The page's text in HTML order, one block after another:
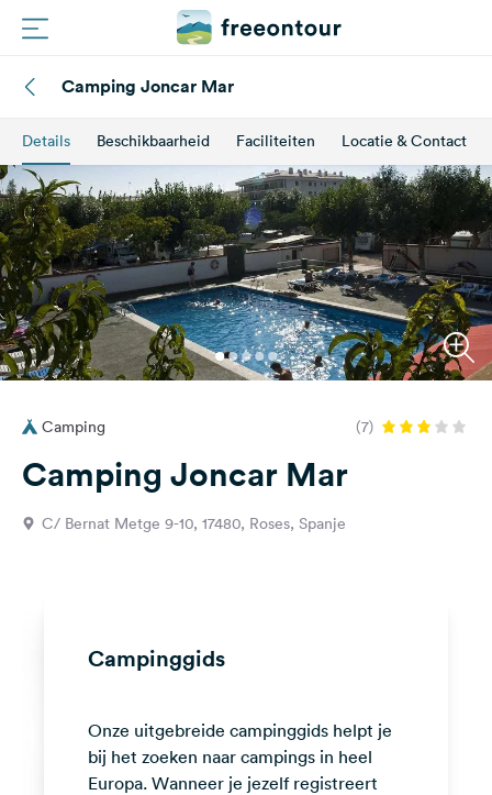
Routes
Campings
Magazine
Partners
Registreren
Inloggen
Vragen &
Feedback
media
Facebook
Camping Joncar Mar
Details Beschikbaarheid Faciliteiten Locatie & Contact
Camping (7)
Camping Joncar Mar
C/ Bernat Metge 9-10, 17480, Roses, Spanje
Campinggids
Onze uitgebreide campinggids helpt je
bij het zoeken naar campings in heel
Europa. Wanneer je jezelf registreert